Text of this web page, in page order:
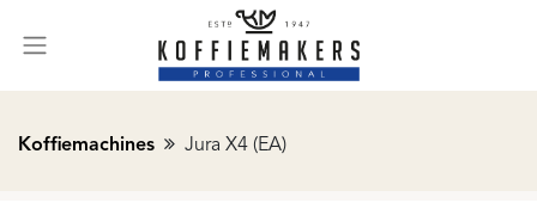
Koffiemachines Jura X4 (EA)